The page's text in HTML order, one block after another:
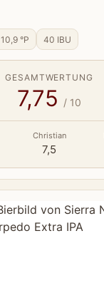
10,9 °P 40 IBU
GESAMTWERTUNG
7,75 / 10
Christian
7,5